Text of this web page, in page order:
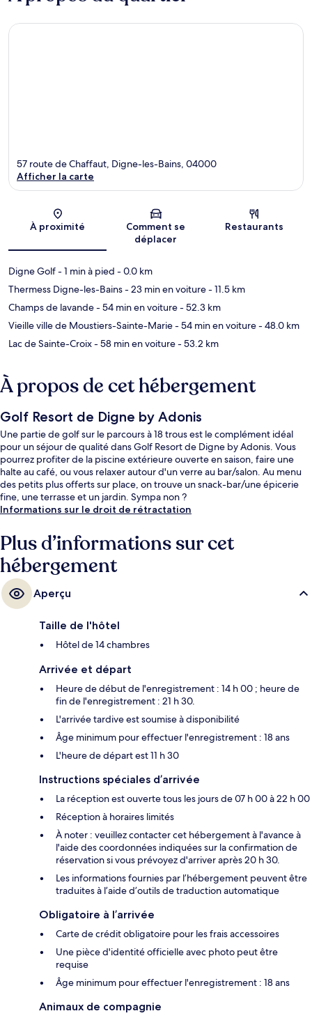
Carte
57 route de Chaffaut, Digne-les-Bains, 04000
Afficher la carte
À proximité
Comment se
déplacer
Restaurants
Digne Golf- 1 min à pied - 0.0 km
Thermess Digne-les-Bains- 23 min en voiture- 11.5 km
Champs de lavande- 54 min en voiture- 52.3 km
Vieille ville de Moustiers-Sainte-Marie- 54 min en voiture- 48.0 km
Lac de Sainte-Croix- 58 min en voiture- 53.2 km
À propos de cet hébergement
Golf Resort de Digne by Adonis
Une partie de golf sur le parcours à 18 trous est le complément idéal
pour un séjour de qualité dans Golf Resort de Digne by Adonis. Vous
pourrez profiter de la piscine extérieure ouverte en saison, faire une
halte au café, ou vous relaxer autour d'un verre au bar/salon. Au menu
des petits plus offerts sur place, on trouve un snack-bar/une épicerie
fine, une terrasse et un jardin. Sympa non ?
Informations sur le droit de rétractation
Plus d’informations sur cet
hébergement
Aperçu
Taille de l'hôtel
Hôtel de 14 chambres
Arrivée et départ
Heure de début de l'enregistrement : 14 h 00 ; heure de
fin de l'enregistrement : 21 h 30.
L'arrivée tardive est soumise à disponibilité
Âge minimum pour effectuer l'enregistrement : 18 ans
L'heure de départ est 11 h 30
Instructions spéciales d’arrivée
La réception est ouverte tous les jours de 07 h 00 à 22 h 00
Réception à horaires limités
À noter : veuillez contacter cet hébergement à l'avance à
l'aide des coordonnées indiquées sur la confirmation de
réservation si vous prévoyez d'arriver après 20 h 30.
Les informations fournies par l’hébergement peuvent être
traduites à l’aide d’outils de traduction automatique
Obligatoire à l’arrivée
Carte de crédit obligatoire pour les frais accessoires
Une pièce d'identité officielle avec photo peut être
requise
Âge minimum pour effectuer l'enregistrement : 18 ans
Animaux de compagnie